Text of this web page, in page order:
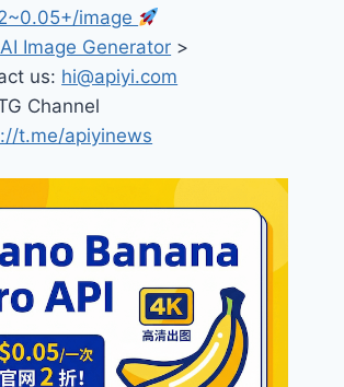
image
Image Generator >
us: hi@apiyi.com
Channel
t.me/apiyinews